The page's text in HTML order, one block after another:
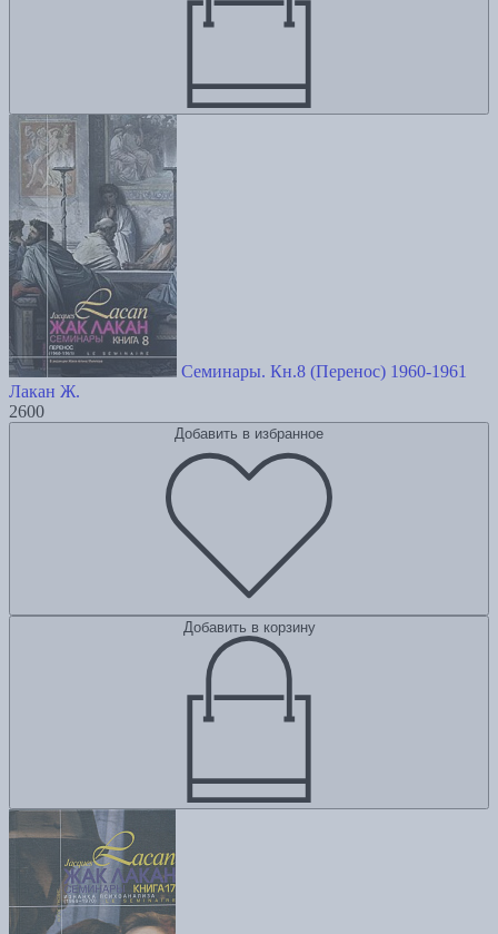
Семинары. Кн.8 (Перенос) 1960-1961
Лакан Ж.
2600
Добавить в избранное
Добавить в корзину